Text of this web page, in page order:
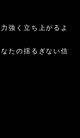
強く立ち上がるよ
たの揺るぎない信